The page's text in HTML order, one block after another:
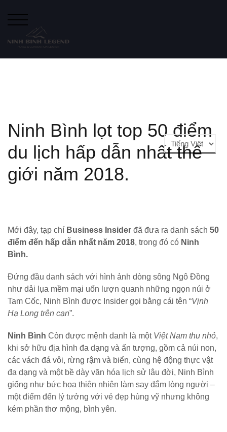
đến
nội
NÚT BẬT MENU CHO DI ĐỘNG
Ninh Bình lọt top 50 điểm
du lịch hấp dẫn nhất thế
giới năm 2018.
Mới đây, tạp chí Business Insider đã đưa ra danh sách 50
điểm đến hấp dẫn nhất năm 2018, trong đó có Ninh
Bình.
Đứng đầu danh sách với hình ảnh dòng sông Ngô Đồng
như dải lụa mềm mại uốn lượn quanh những ngọn núi ở
Tam Cốc, Ninh Bình được Insider gọi bằng cái tên “Vịnh
Hạ Long trên cạn”.
Ninh Bình Còn được mệnh danh là một Việt Nam thu nhỏ,
khi sở hữu địa hình đa dạng và ấn tượng, gồm cả núi non,
các vách đá vôi, rừng rậm và biển, cùng hệ động thực vật
đa dạng và một bề dày văn hóa lịch sử lâu đời, Ninh Bình
giống như bức họa thiên nhiên làm say đắm lòng người –
một điểm đến lý tưởng với vẻ đẹp hùng vỹ nhưng không
kém phần thơ mộng, bình yên.
Choose
a
language